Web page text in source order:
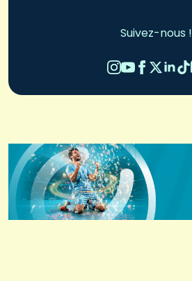
Suivez-nous !